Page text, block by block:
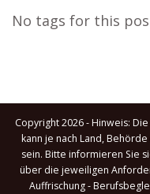
No tags for this
Copyright 2026 - Hinweis:
kann je nach Land,
sein. Bitte informieren Sie
über die jeweiligen
Auffrischung -